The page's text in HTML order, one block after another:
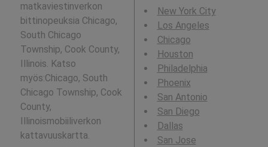
matkaviestinverkon
bittinopeuksia Chicago,
South Chicago
Township, Cook County,
Illinois. Katso
myös:Chicago, South
Chicago Township, Cook
County,
Illinoismobiiliverkon
kattavuuskartta.
New York City
Los Angeles
Chicago
Houston
Philadelphia
Phoenix
San Antonio
San Diego
Dallas
San Jose